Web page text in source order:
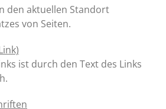
den aktuellen Standort
von Seiten.
ist durch den Text des Links